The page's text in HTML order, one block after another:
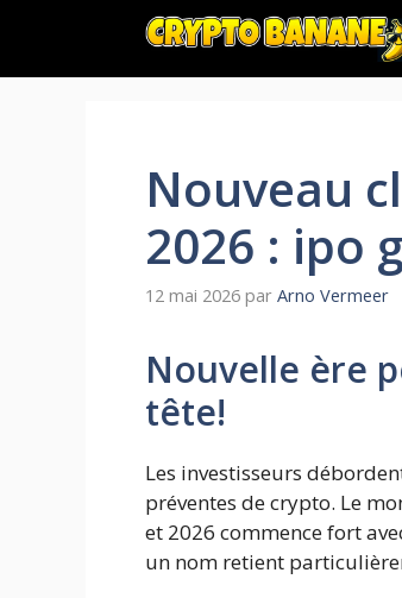
contenu
Nouveau
2026 : ipo
12 mai 2026 par Arno Vermeer
Nouvelle ère
tête!
Les investisseurs
préventes de crypto. Le
et 2026 commence fort
un nom retient